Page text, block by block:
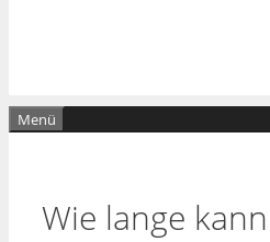
Menü
Wie lange